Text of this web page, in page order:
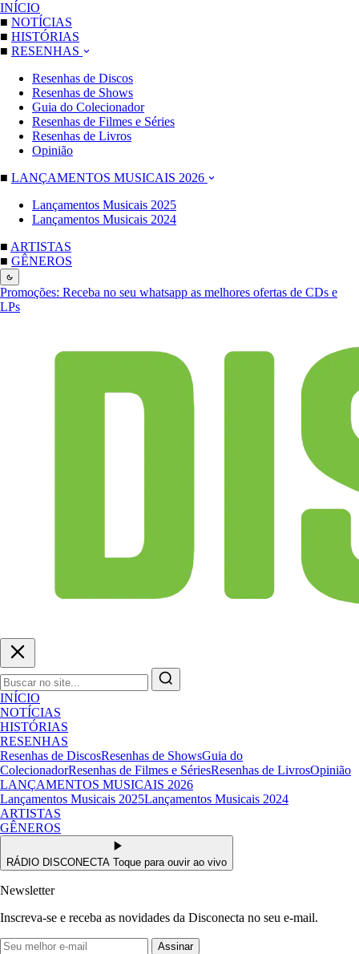
INÍCIO
■ NOTÍCIAS
■ HISTÓRIAS
■ RESENHAS
Resenhas de Discos
Resenhas de Shows
Guia do Colecionador
Resenhas de Filmes e Séries
Resenhas de Livros
Opinião
■ LANÇAMENTOS MUSICAIS 2026
Lançamentos Musicais 2025
Lançamentos Musicais 2024
■ ARTISTAS
■ GÊNEROS
Promoções: Receba no seu whatsapp as melhores ofertas de CDs e
LPs
INÍCIO
NOTÍCIAS
HISTÓRIAS
RESENHAS
Resenhas de DiscosResenhas de ShowsGuia do
ColecionadorResenhas de Filmes e SériesResenhas de LivrosOpinião
LANÇAMENTOS MUSICAIS 2026
Lançamentos Musicais 2025Lançamentos Musicais 2024
ARTISTAS
GÊNEROS
RÁDIO DISCONECTA Toque para ouvir ao vivo
Newsletter
Inscreva-se e receba as novidades da Disconecta no seu e-mail.
Assinar